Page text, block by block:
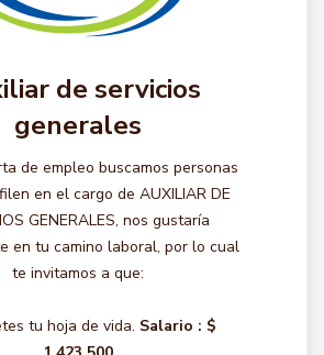
de servicios
generales
de empleo buscamos personas
en el cargo de AUXILIAR DE
GENERALES, nos gustaría
en tu camino laboral, por lo cual
te invitamos a que:
tu hoja de vida. Salario : $